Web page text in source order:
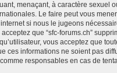
menaçant, à caractère sexuel
Le faire peut vous
si nous le jugeons
que “sfc-forums.ch”
vous acceptez que
ces informations ne soient pas
responsables en cas de